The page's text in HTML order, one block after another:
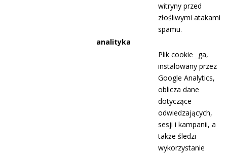
witryny przed
złośliwymi atakami
spamu.
analityka
Plik cookie _ga,
instalowany przez
Google Analytics,
oblicza dane
dotyczące
odwiedzających,
sesji i kampanii, a
także śledzi
wykorzystanie